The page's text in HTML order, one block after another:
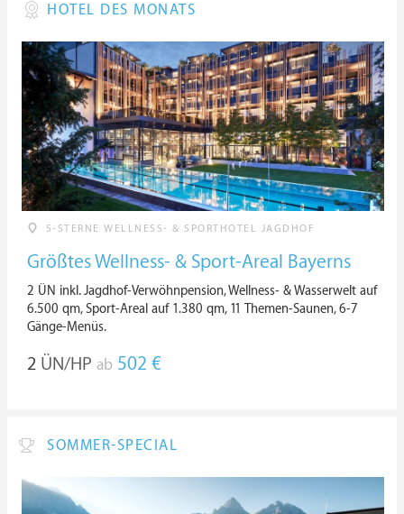
HOTEL DES MONATS
5-STERNE WELLNESS- & SPORTHOTEL JAGDHOF
Größtes Wellness- & Sport-Areal Bayerns
2 ÜN inkl. Jagdhof-Verwöhnpension, Wellness- & Wasserwelt auf
6.500 qm, Sport-Areal auf 1.380 qm, 11 Themen-Saunen, 6-7
Gänge-Menüs.
2 ÜN/HP ab 502 €
SOMMER-SPECIAL